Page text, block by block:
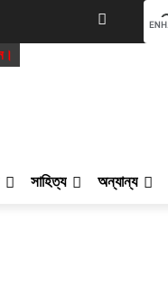
সাহিত্য অন্যান্য